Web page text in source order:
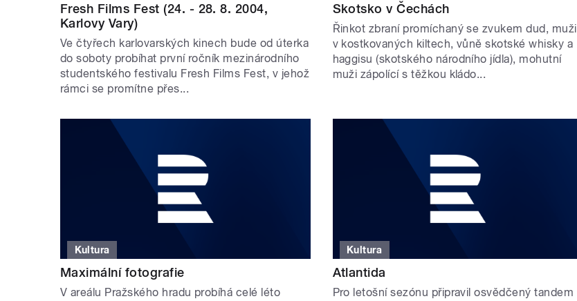
Fresh Films Fest (24. - 28. 8. 2004,
Karlovy Vary)
Ve čtyřech karlovarských kinech bude od úterka
do soboty probíhat první ročník mezinárodního
studentského festivalu Fresh Films Fest, v jehož
rámci se promítne přes...
Skotsko v Čechách
Řinkot zbraní promíchaný se zvukem dud, muži
v kostkovaných kiltech, vůně skotské whisky a
haggisu (skotského národního jídla), mohutní
muži zápolící s těžkou kládo...
Kultura
Maximální fotografie
V areálu Pražského hradu probíhá celé léto
Kultura
Atlantida
Pro letošní sezónu připravil osvědčený tandem